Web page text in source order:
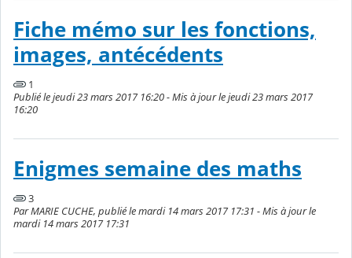
Fiche mémo sur les fonctions,
images, antécédents
1
Publié le jeudi 23 mars 2017 16:20 - Mis à jour le jeudi 23 mars 2017
16:20
Enigmes semaine des maths
3
Par MARIE CUCHE, publié le mardi 14 mars 2017 17:31 - Mis à jour le
mardi 14 mars 2017 17:31